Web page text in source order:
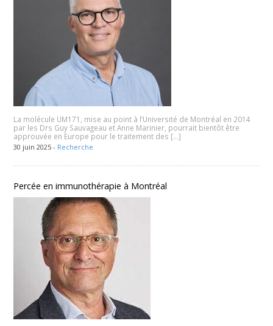
La molécule UM171, mise au point à l’Université de Montréal en 2014
par les Drs Guy Sauvageau et Anne Marinier, pourrait bientôt être
approuvée en Europe pour le traitement des […]
30 juin 2025 - Recherche
Percée en immunothérapie à Montréal